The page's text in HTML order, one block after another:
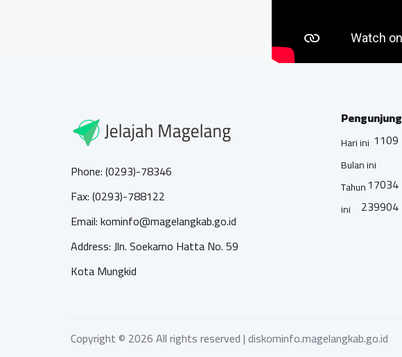
Phone: (0293)-78346
Fax: (0293)-788122
Email: kominfo@magelangkab.go.id
Address: Jln. Soekarno Hatta No. 59
Kota Mungkid
Pengunjung
Hari ini 1109
Bulan ini
17034
Tahun
ini
239904
Copyright © 2026 All rights reserved |diskominfo.magelangkab.go.id